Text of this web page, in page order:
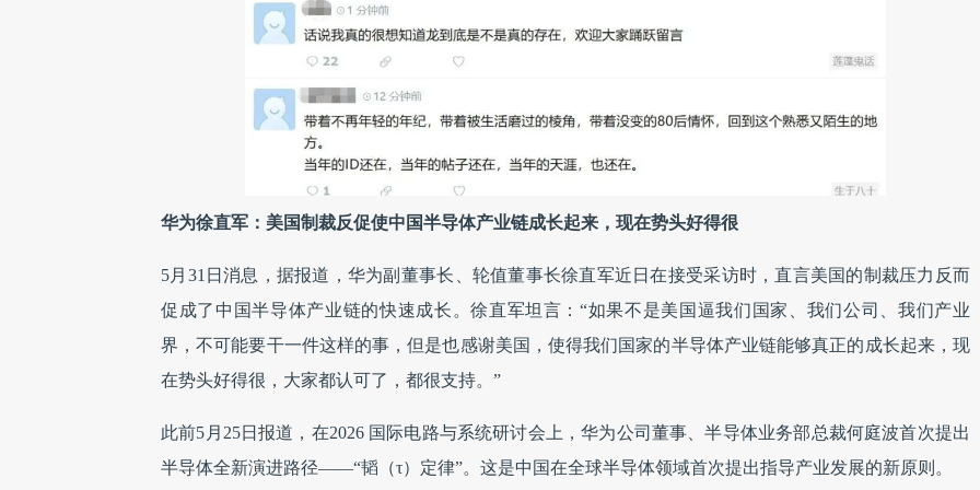
华为徐直军：美国制裁反促使中国半导体产业链成长起来，现在势头好得很
5月31日消息，据报道，华为副董事长、轮值董事长徐直军近日在接受采访时，直言美国的制裁压力反而
促成了中国半导体产业链的快速成长。徐直军坦言：“如果不是美国逼我们国家、我们公司、我们产业
界，不可能要干一件这样的事，但是也感谢美国，使得我们国家的半导体产业链能够真正的成长起来，现
在势头好得很，大家都认可了，都很支持。”
此前5月25日报道，在2026 国际电路与系统研讨会上，华为公司董事、半导体业务部总裁何庭波首次提出
半导体全新演进路径——“韬（τ）定律”。这是中国在全球半导体领域首次提出指导产业发展的新原则。